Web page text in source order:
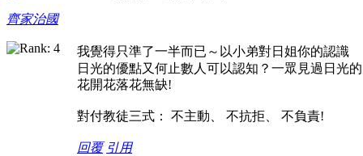
齊家治國
我覺得只準了一半而已～以小弟對日姐你的認識
日光的優點又何止數人可以認知？一眾見過日光
花開花落花無缺!
對付教徒三式： 不主動、 不抗拒、 不負責!
回覆 引用